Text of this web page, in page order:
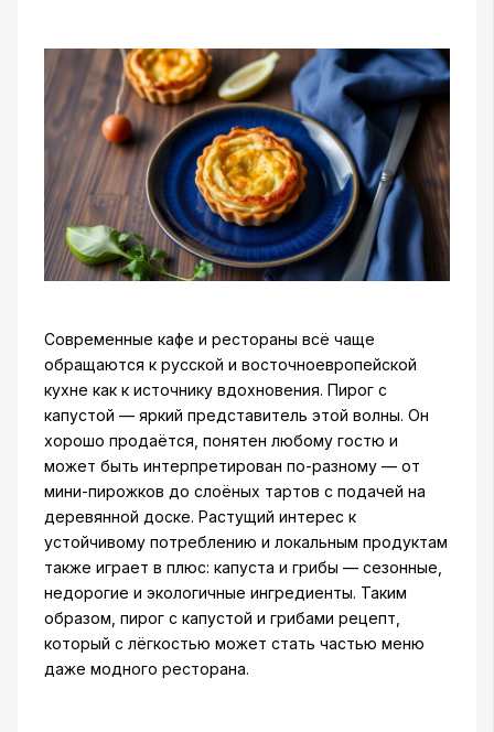
Современные кафе и рестораны всё чаще
обращаются к русской и восточноевропейской
кухне как к источнику вдохновения. Пирог с
капустой — яркий представитель этой волны. Он
хорошо продаётся, понятен любому гостю и
может быть интерпретирован по-разному — от
мини-пирожков до слоёных тартов с подачей на
деревянной доске. Растущий интерес к
устойчивому потреблению и локальным продуктам
также играет в плюс: капуста и грибы — сезонные,
недорогие и экологичные ингредиенты. Таким
образом, пирог с капустой и грибами рецепт,
который с лёгкостью может стать частью меню
даже модного ресторана.